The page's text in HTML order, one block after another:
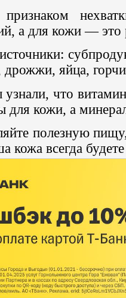
а для кожи — это
дрожжи, яйца,
что
для кожи, а
полезную
кожа всегда